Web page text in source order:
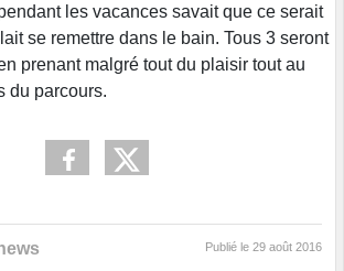
les vacances savait que ce serait
se remettre dans le bain. Tous 3 seront
prenant malgré tout du plaisir tout au
du parcours.
Publié le 29 août 2016